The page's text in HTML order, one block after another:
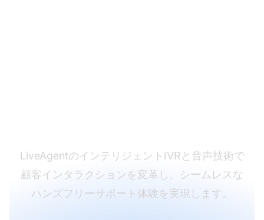
LiveAgentのインテリジェントIVRと音声技術で
顧客インタラクションを変革し、シームレスな
ハンズフリーサポート体験を実現します。